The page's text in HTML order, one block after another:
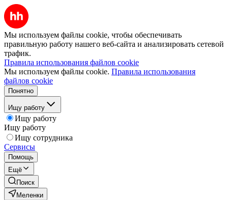
Мы используем файлы cookie, чтобы обеспечивать
правильную работу нашего веб-сайта и анализировать сетевой
трафик.
Правила использования файлов cookie
Мы используем файлы cookie. Правила использования
файлов cookie
Понятно
Ищу работу
Ищу работу
Ищу работу
Ищу сотрудника
Сервисы
Помощь
Ещё
Поиск
Меленки